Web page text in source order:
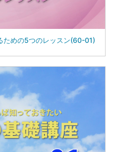
ための5つのレッスン(60-01)